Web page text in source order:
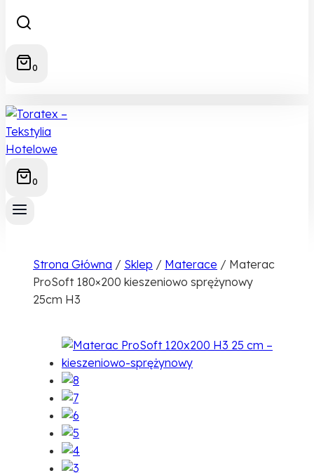
0
0
Strona Główna / Sklep / Materace / Materac
ProSoft 180×200 kieszeniowo sprężynowy
25cm H3